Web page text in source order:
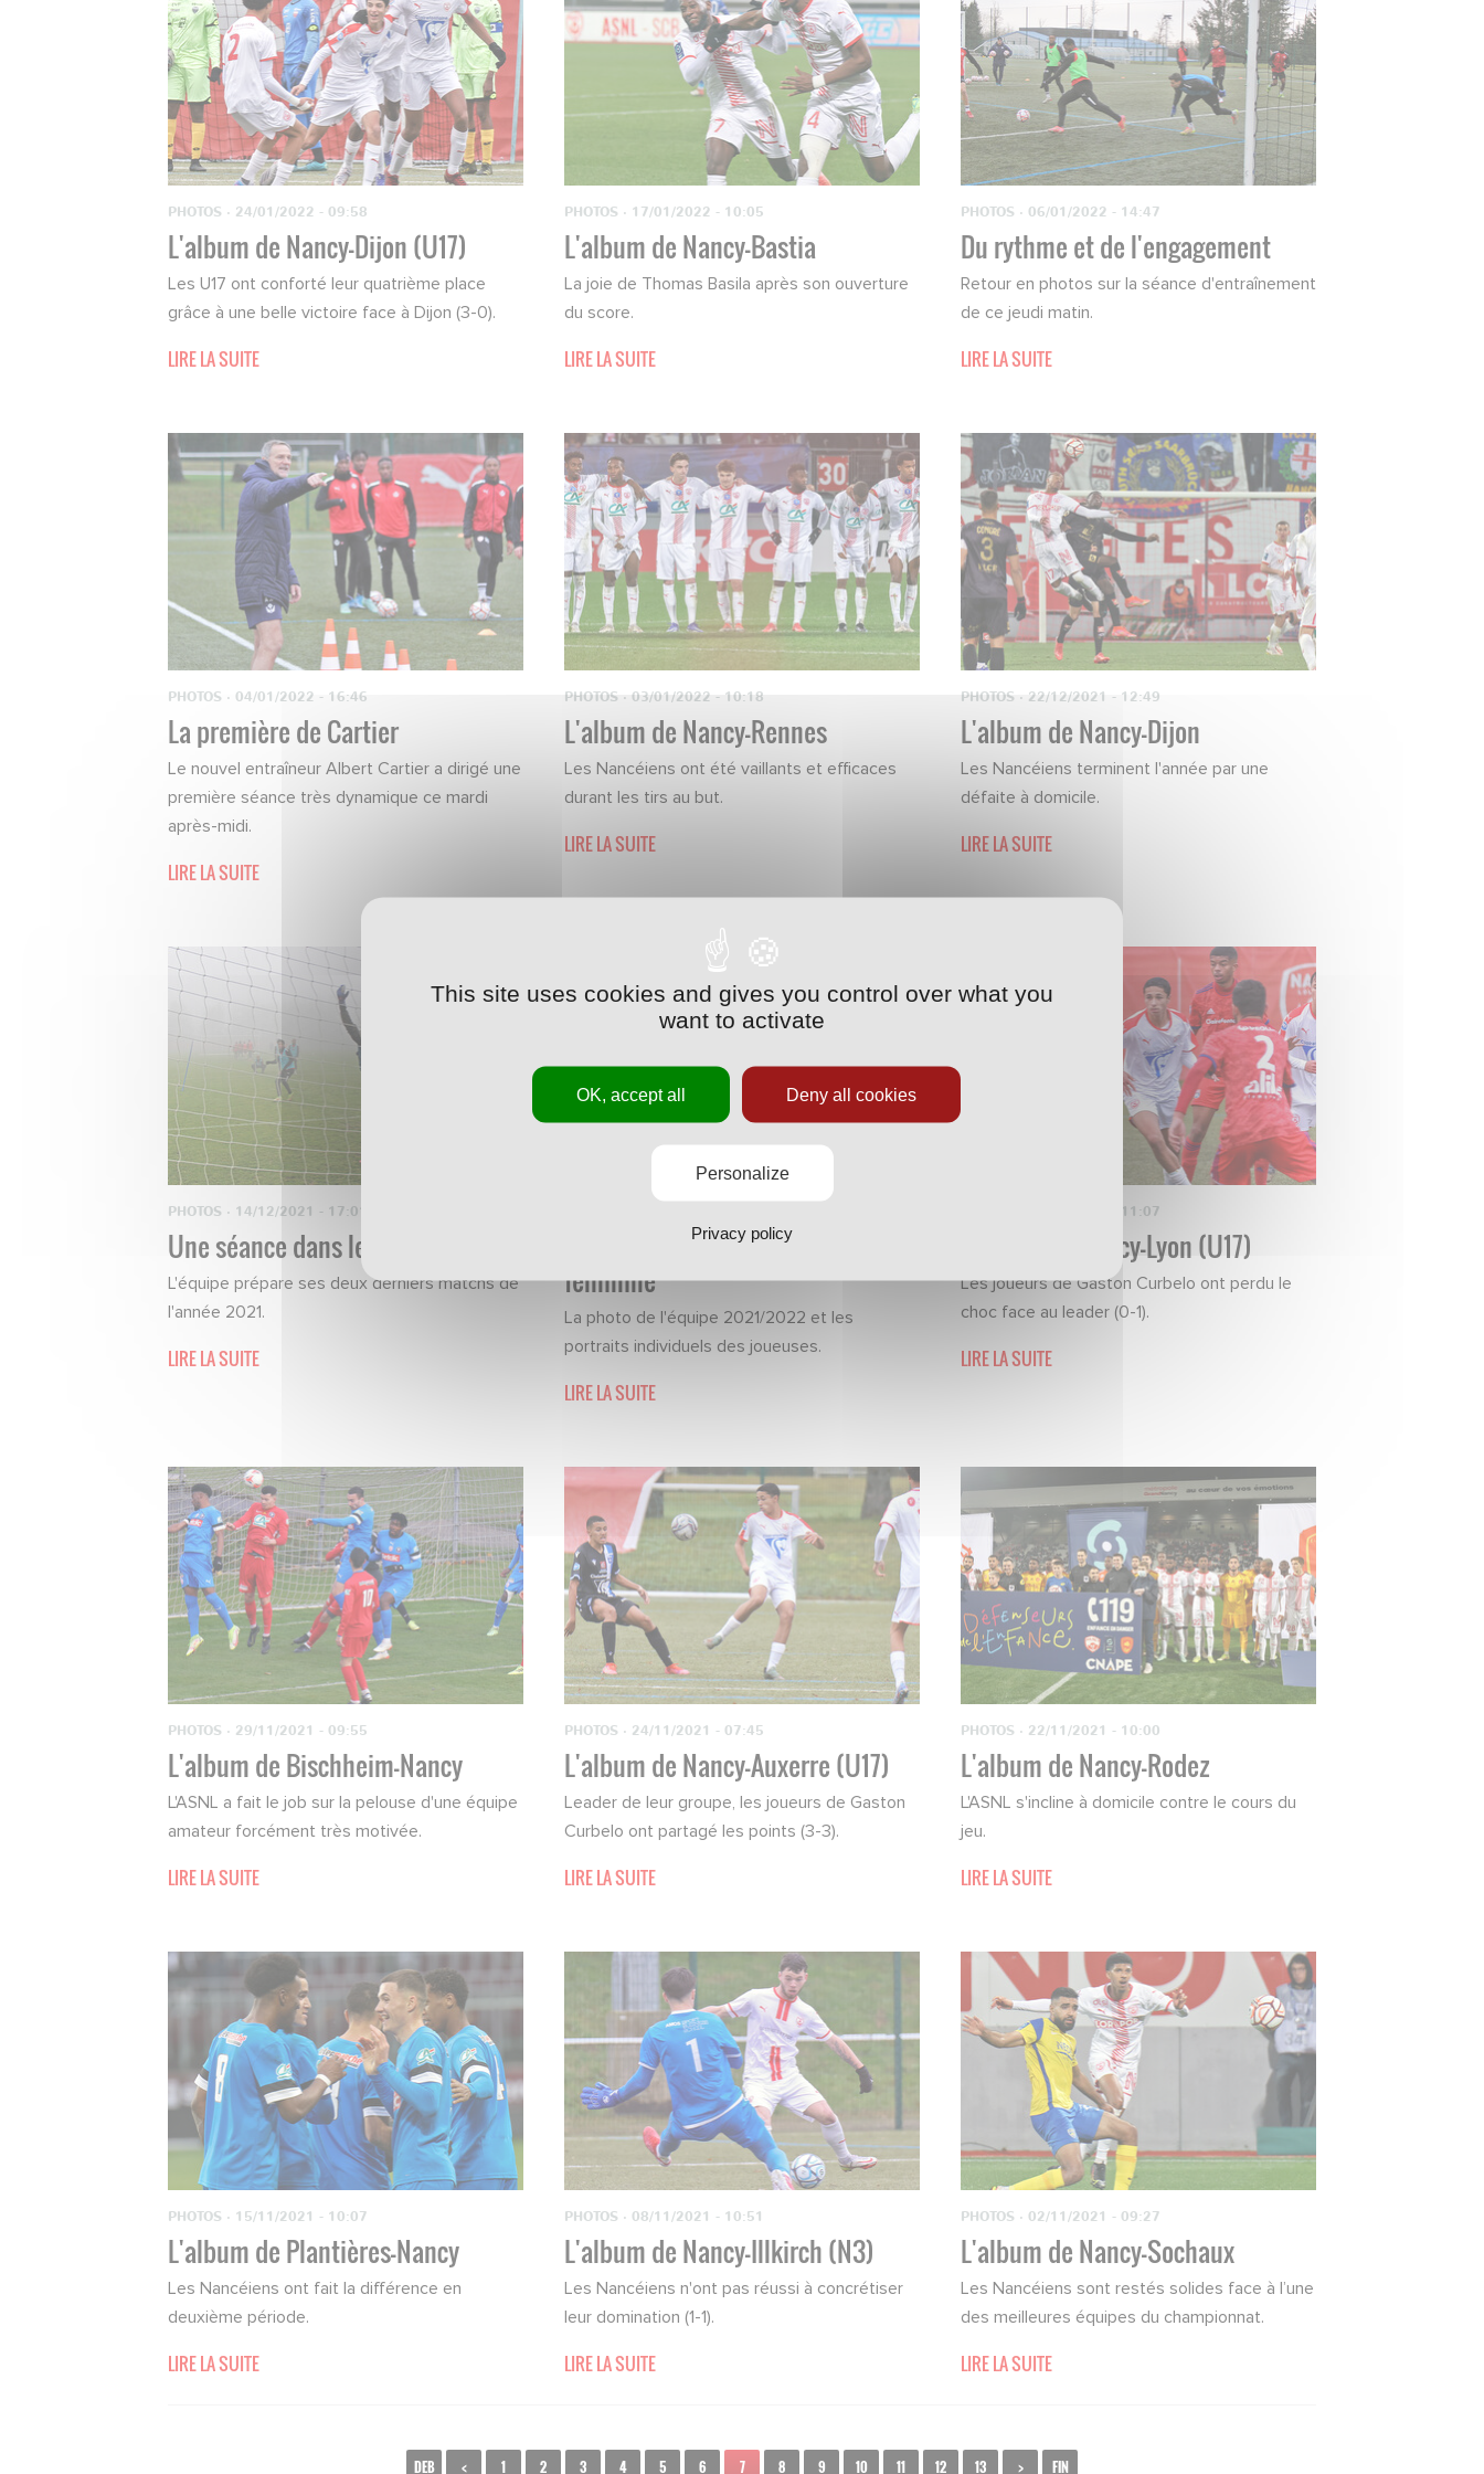
PHOTOS · 24/01/2022 - 09:58
L'album de Nancy-Dijon (U17)
Les U17 ont conforté leur quatrième place
grâce à une belle victoire face à Dijon (3-0).
LIRE LA SUITE
PHOTOS · 17/01/2022 - 10:05
L'album de Nancy-Bastia
La joie de Thomas Basila après son ouverture
du score.
LIRE LA SUITE
PHOTOS · 06/01/2022 - 14:47
Du rythme et de l'engagement
Retour en photos sur la séance d'entraînement
de ce jeudi matin.
LIRE LA SUITE
PHOTOS · 04/01/2022 - 16:46
La première de Cartier
Le nouvel entraîneur Albert Cartier a dirigé une
première séance très dynamique ce mardi
après-midi.
LIRE LA SUITE
PHOTOS· 03/01/2022 - 10:18
L'album de Nancy-Rennes
Les Nancéiens ont été vaillants et efficaces
durant les tirs au but.
LIRE LA SUITE
PHOTOS· 22/12/2021 - 12:49
L'album de Nancy-Dijon
Les Nancéiens terminent l'année par une
défaite à domicile.
LIRE LA SUITE
PHOTOS · 14/12/2021 - 17:01
Une séance dans le brouillard
L'équipe prépare ses deux derniers matchs de
l'année 2021.
LIRE LA SUITE
Les photos officielles de l'équipe
féminine
La photo de l'équipe 2021/2022 et les
portraits individuels des joueuses.
LIRE LA SUITE
06/12/2021 - 11:07
L’album de Nancy-Lyon (U17)
Les joueurs de Gaston Curbelo ont perdu le
choc face au leader (0-1).
LIRE LA SUITE
PHOTOS · 29/11/2021 - 09:55
L'album de Bischheim-Nancy
L'ASNL a fait le job sur la pelouse d'une équipe
amateur forcément très motivée.
LIRE LA SUITE
PHOTOS · 24/11/2021 - 07:45
L'album de Nancy-Auxerre (U17)
Leader de leur groupe, les joueurs de Gaston
Curbelo ont partagé les points (3-3).
LIRE LA SUITE
PHOTOS · 22/11/2021 - 10:00
L'album de Nancy-Rodez
L'ASNL s'incline à domicile contre le cours du
jeu.
LIRE LA SUITE
PHOTOS · 15/11/2021 - 10:07
L'album de Plantières-Nancy
Les Nancéiens ont fait la différence en
deuxième période.
LIRE LA SUITE
PHOTOS · 08/11/2021 - 10:51
L'album de Nancy-Illkirch (N3)
Les Nancéiens n'ont pas réussi à concrétiser
leur domination (1-1).
LIRE LA SUITE
PHOTOS · 02/11/2021 - 09:27
L'album de Nancy-Sochaux
Les Nancéiens sont restés solides face à l’une
des meilleures équipes du championnat.
LIRE LA SUITE
DEB < 1 2 3 4 5 6 7 8 9 10 11 12 13 > FIN
This site uses cookies and gives you control over what you
want to activate
OK, accept all Deny all cookies
Personalize
Privacy policy